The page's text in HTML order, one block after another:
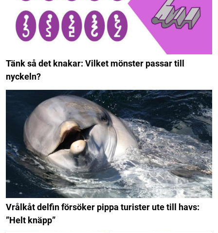
Tänk så det knakar: Vilket mönster passar till
nyckeln?
Vrålkåt delfin försöker pippa turister ute till havs:
”Helt knäpp”